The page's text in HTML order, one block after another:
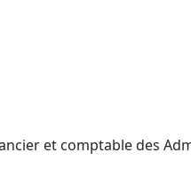
et comptable des